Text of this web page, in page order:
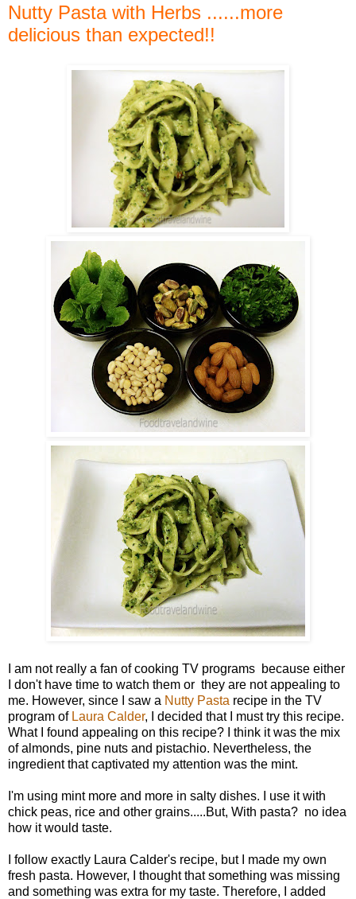
Nutty Pasta with Herbs ......more
delicious than expected!!
I am not really a fan of cooking TV programs because either
I don't have time to watch them or they are not appealing to
me. However, since I saw a Nutty Pasta recipe in the TV
program of Laura Calder, I decided that I must try this recipe.
What I found appealing on this recipe? I think it was the mix
of almonds, pine nuts and pistachio. Nevertheless, the
ingredient that captivated my attention was the mint.
I'm using mint more and more in salty dishes. I use it with
chick peas, rice and other grains.....But, With pasta? no idea
how it would taste.
I follow exactly Laura Calder's recipe, but I made my own
fresh pasta. However, I thought that something was missing
and something was extra for my taste. Therefore, I added